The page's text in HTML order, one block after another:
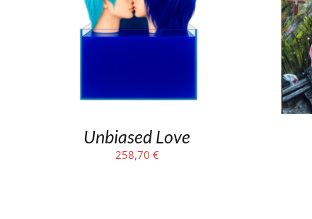
Unbiased Love
258,70 €